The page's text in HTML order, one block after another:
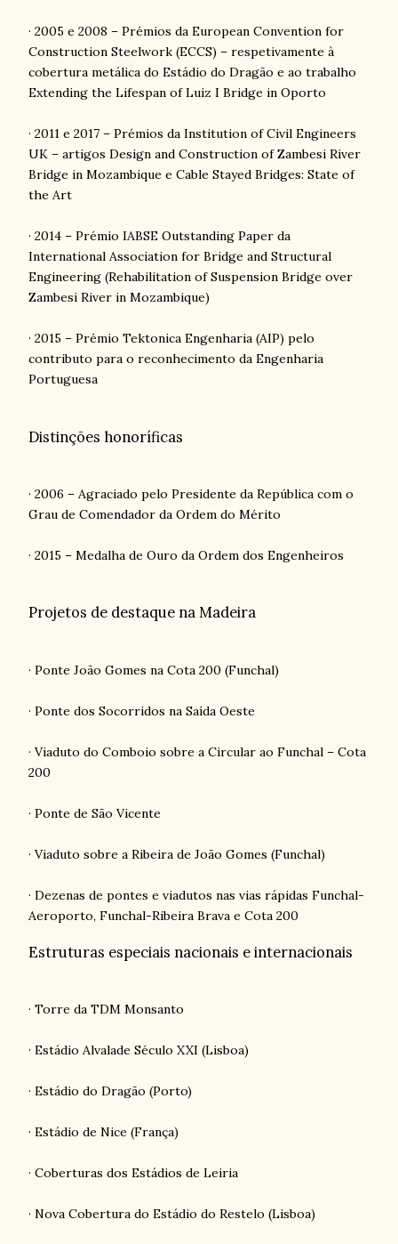
· 2005 e 2008 – Prémios da European Convention for
Construction Steelwork (ECCS) – respetivamente à
cobertura metálica do Estádio do Dragão e ao trabalho
Extending the Lifespan of Luiz I Bridge in Oporto
· 2011 e 2017 – Prémios da Institution of Civil Engineers
UK – artigos Design and Construction of Zambesi River
Bridge in Mozambique e Cable Stayed Bridges: State of
the Art
· 2014 – Prémio IABSE Outstanding Paper da
International Association for Bridge and Structural
Engineering (Rehabilitation of Suspension Bridge over
Zambesi River in Mozambique)
· 2015 – Prémio Tektonica Engenharia (AIP) pelo
contributo para o reconhecimento da Engenharia
Portuguesa
Distinções honoríficas
· 2006 – Agraciado pelo Presidente da República com o
Grau de Comendador da Ordem do Mérito
· 2015 – Medalha de Ouro da Ordem dos Engenheiros
Projetos de destaque na Madeira
· Ponte João Gomes na Cota 200 (Funchal)
· Ponte dos Socorridos na Saída Oeste
· Viaduto do Comboio sobre a Circular ao Funchal – Cota
200
· Ponte de São Vicente
· Viaduto sobre a Ribeira de João Gomes (Funchal)
· Dezenas de pontes e viadutos nas vias rápidas Funchal-
Aeroporto, Funchal-Ribeira Brava e Cota 200
Estruturas especiais nacionais e internacionais
· Torre da TDM Monsanto
· Estádio Alvalade Século XXI (Lisboa)
· Estádio do Dragão (Porto)
· Estádio de Nice (França)
· Coberturas dos Estádios de Leiria
· Nova Cobertura do Estádio do Restelo (Lisboa)